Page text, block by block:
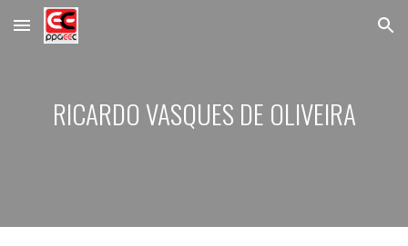
Skip to main content Skip to navigation
RICARDO VASQUES DE OLIVEIRA